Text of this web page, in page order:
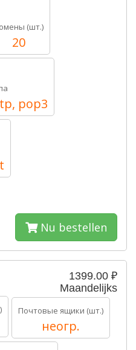
(шт.)
20
pop3
Nu bestellen
1399.00 ₽
Maandelijks
Почтовые ящики (шт.)
неогр.